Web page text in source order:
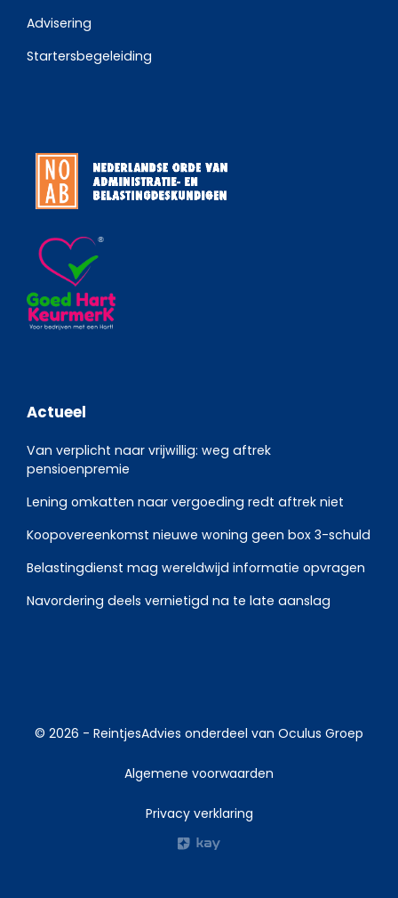
Advisering
Startersbegeleiding
Actueel
Van verplicht naar vrijwillig: weg aftrek
pensioenpremie
Lening omkatten naar vergoeding redt aftrek niet
Koopovereenkomst nieuwe woning geen box 3-schuld
Belastingdienst mag wereldwijd informatie opvragen
Navordering deels vernietigd na te late aanslag
© 2026 - ReintjesAdvies onderdeel van Oculus Groep
Algemene voorwaarden
Privacy verklaring